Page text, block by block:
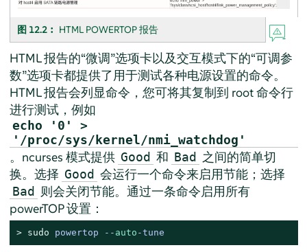
图 12.2︰ HTML POWERTOP 报告
HTML 报告的“微调”选项卡以及交互模式下的“可调参
数”选项卡都提供了用于测试各种电源设置的命令。
HTML 报告会列显命令，您可将其复制到 root 命令行
进行测试，例如
echo '0' >
'/proc/sys/kernel/nmi_watchdog'
。ncurses 模式提供 Good 和 Bad
之间的简单切
换。选择 Good 会运行一个命令来启用节能；选择
Bad
则会关闭节能。通过一条命令启用所有
powerTOP 设置：
> sudo powertop -- auto -tune